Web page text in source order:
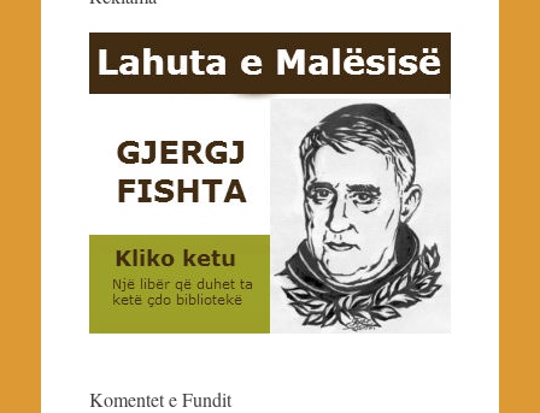
Komentet e Fundit